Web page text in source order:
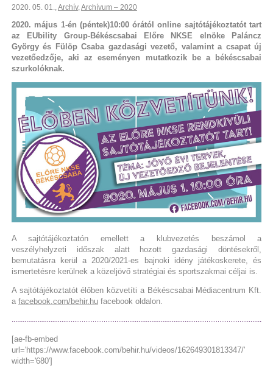
2020. 05. 01. Archív, Archívum – 2020
2020. május 1-én (péntek)10:00 órától online sajtótájékoztatót tart
az EUbility Group-Békéscsabai Előre NKSE elnöke Paláncz
György és Fülöp Csaba gazdasági vezető, valamint a csapat új
vezetőedzője, aki az eseményen mutatkozik be a békéscsabai
szurkolóknak.
A sajtótájékoztatón emellett a klubvezetés beszámol a
veszélyhelyzeti időszak alatt hozott gazdasági döntésekről,
bemutatásra kerül a 2020/2021-es bajnoki idény játékoskerete, és
ismertetésre kerülnek a közeljövő stratégiai és sportszakmai céljai is.
A sajtótájékoztatót élőben közvetíti a Békéscsabai Médiacentrum Kft.
a facebook.com/behir.hufacebook oldalon.
[ae-fb-embed
url='https://www.facebook.com/behir.hu/videos/162649301813347/'
width='680']